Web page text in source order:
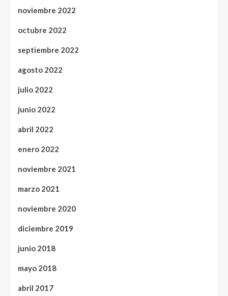
noviembre 2022
octubre 2022
septiembre 2022
agosto 2022
julio 2022
junio 2022
abril 2022
enero 2022
noviembre 2021
marzo 2021
noviembre 2020
diciembre 2019
junio 2018
mayo 2018
abril 2017